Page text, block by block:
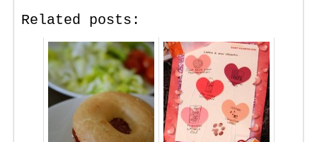
Related posts: